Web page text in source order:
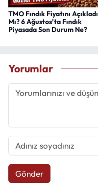
TMO Fındık Fiyatını Açıkladı
Mı? 6 Ağustos’ta Fındık
Piyasada Son Durum Ne?
Yorumlar
Gönder